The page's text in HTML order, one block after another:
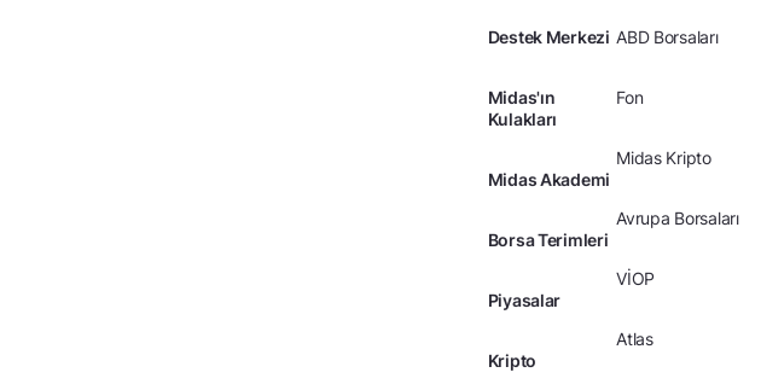
Destek Merkezi
Midas'ın
Kulakları
Midas Akademi
Borsa Terimleri
Piyasalar
Kripto
ABD Borsaları
Fon
Midas Kripto
Avrupa Borsaları
VİOP
Atlas